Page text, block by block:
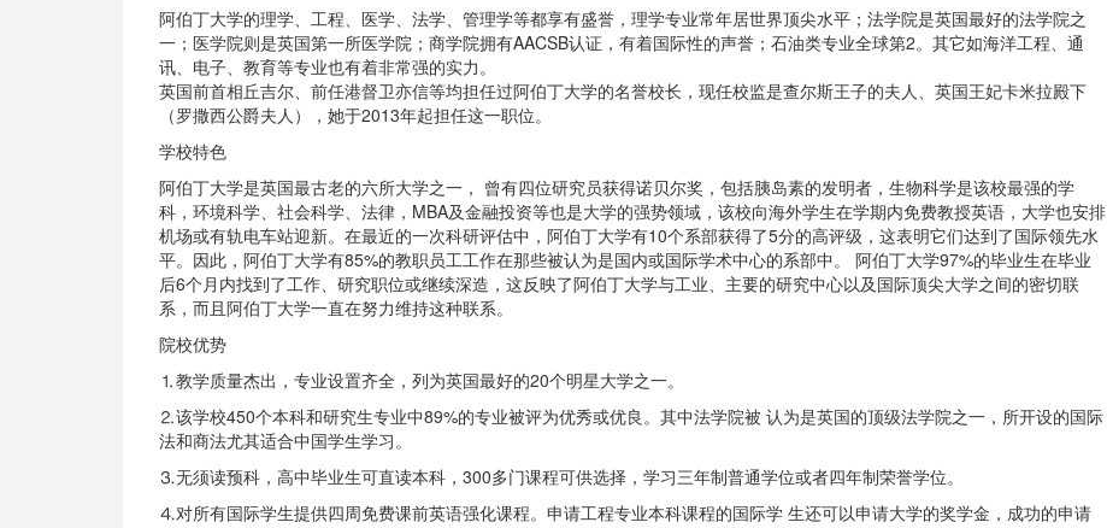
阿伯丁大学的理学、工程、医学、法学、管理学等都享有盛誉，理学专业常年居世界顶尖水平；法学院是英国最好的法学院之
一；医学院则是英国第一所医学院；商学院拥有AACSB认证，有着国际性的声誉；石油类专业全球第2。其它如海洋工程、通
讯、电子、教育等专业也有着非常强的实力。
英国前首相丘吉尔、前任港督卫亦信等均担任过阿伯丁大学的名誉校长，现任校监是查尔斯王子的夫人、英国王妃卡米拉殿下
（罗撒西公爵夫人），她于2013年起担任这一职位。
学校特色
阿伯丁大学是英国最古老的六所大学之一， 曾有四位研究员获得诺贝尔奖，包括胰岛素的发明者，生物科学是该校最强的学
科，环境科学、社会科学、法律，MBA及金融投资等也是大学的强势领域，该校向海外学生在学期内免费教授英语，大学也安排
机场或有轨电车站迎新。在最近的一次科研评估中，阿伯丁大学有10个系部获得了5分的高评级，这表明它们达到了国际领先水
平。因此，阿伯丁大学有85%的教职员工工作在那些被认为是国内或国际学术中心的系部中。 阿伯丁大学97%的毕业生在毕业
后6个月内找到了工作、研究职位或继续深造，这反映了阿伯丁大学与工业、主要的研究中心以及国际顶尖大学之间的密切联
系，而且阿伯丁大学一直在努力维持这种联系。
院校优势
⒈教学质量杰出，专业设置齐全，列为英国最好的20个明星大学之一。
⒉该学校450个本科和研究生专业中89%的专业被评为优秀或优良。其中法学院被 认为是英国的顶级法学院之一，所开设的国际
法和商法尤其适合中国学生学习。
⒊无须读预科，高中毕业生可直读本科，300多门课程可供选择，学习三年制普通学位或者四年制荣誉学位。
⒋对所有国际学生提供四周免费课前英语强化课程。申请工程专业本科课程的国际学 生还可以申请大学的奖学金，成功的申请